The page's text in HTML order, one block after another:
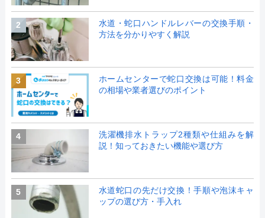
2
水道・蛇口ハンドルレバーの交換手順・
方法を分かりやすく解説
3
ホームセンターで蛇口交換は可能！料金
の相場や業者選びのポイント
4
洗濯機排水トラップ2種類や仕組みを解
説！知っておきたい機能や選び方
5
水道蛇口の先だけ交換！手順や泡沫キャ
ップの選び方・手入れ